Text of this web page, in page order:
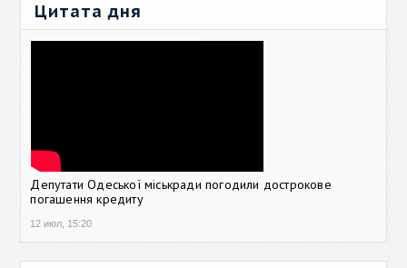
Цитата дня
Депутати Одеської міськради погодили дострокове
погашення кредиту
12 июл, 15:20